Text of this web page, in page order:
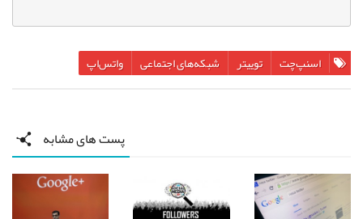
اسنپ‌چت توییتر شبکه‌های اجتماعی واتس‌اپ
پست های مشابه